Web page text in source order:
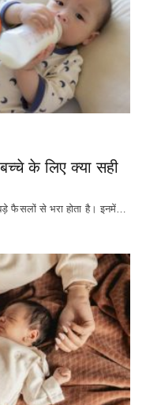
के लिए क्या सही
फैसलों से भरा होता है। इनमें…